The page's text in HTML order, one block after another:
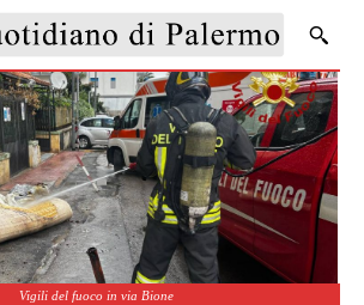
Vigili del fuoco in via Bione